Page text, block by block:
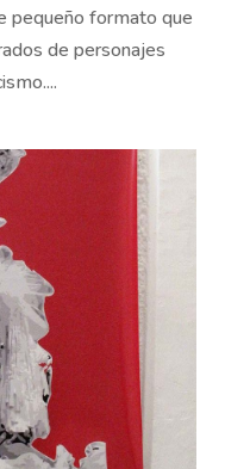
pequeño formato que
de personajes